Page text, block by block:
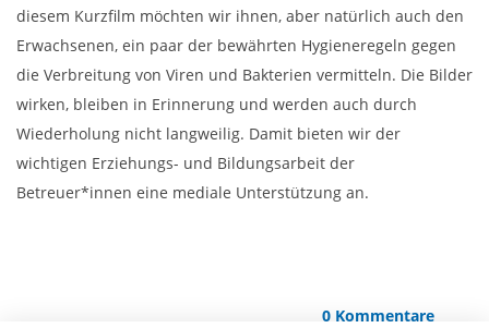
diesem Kurzfilm möchten wir ihnen, aber natürlich auch den
Erwachsenen, ein paar der bewährten Hygieneregeln gegen
die Verbreitung von Viren und Bakterien vermitteln. Die Bilder
wirken, bleiben in Erinnerung und werden auch durch
Wiederholung nicht langweilig. Damit bieten wir der
wichtigen Erziehungs- und Bildungsarbeit der
Betreuer*innen eine mediale Unterstützung an.
0 Kommentare